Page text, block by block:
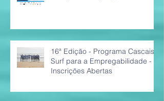
16ª Edição - Programa Cascais
Surf para a Empregabilidade -
Inscrições Abertas